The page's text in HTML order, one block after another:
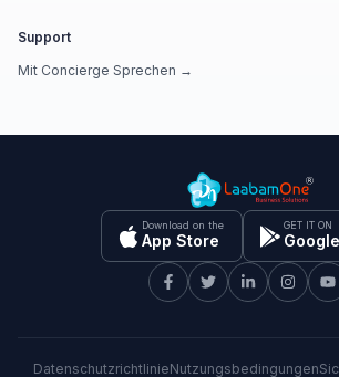
Support
Mit Concierge Sprechen →
Download on the
App Store
GET IT ON
DatenschutzrichtlinieNutzungsbedingungen